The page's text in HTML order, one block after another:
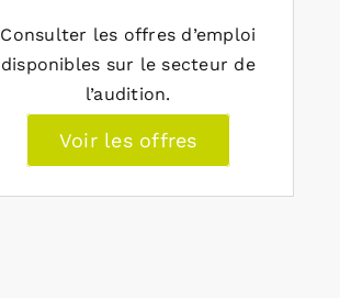
Consulter les offres d’emploi
disponibles sur le secteur de
l’audition.
Voir les offres